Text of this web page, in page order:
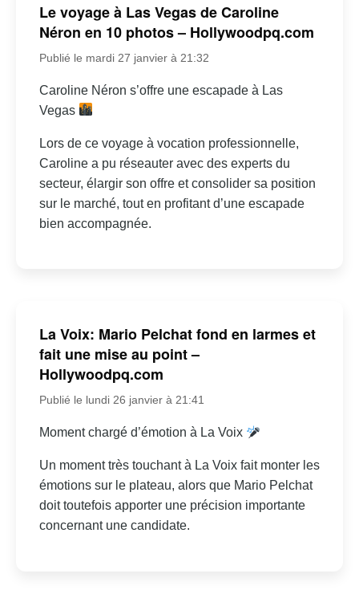
Le voyage à Las Vegas de Caroline
Néron en 10 photos – Hollywoodpq.com
Publié le mardi 27 janvier à 21:32
Caroline Néron s’offre une escapade à Las
Vegas
Lors de ce voyage à vocation professionnelle,
Caroline a pu réseauter avec des experts du
secteur, élargir son offre et consolider sa position
sur le marché, tout en profitant d’une escapade
bien accompagnée.
La Voix: Mario Pelchat fond en larmes et
fait une mise au point –
Hollywoodpq.com
Publié le lundi 26 janvier à 21:41
Moment chargé d’émotion à La Voix
Un moment très touchant à La Voix fait monter les
émotions sur le plateau, alors que Mario Pelchat
doit toutefois apporter une précision importante
concernant une candidate.